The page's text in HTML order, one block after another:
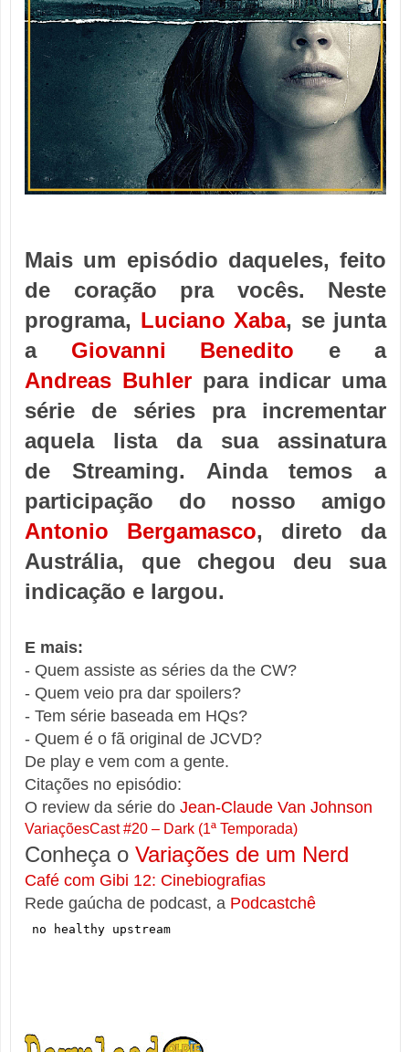
Mais um episódio daqueles, feito
de coração pra vocês. Neste
programa, Luciano Xaba, se junta
a Giovanni Benedito e a
Andreas Buhlerpara indicar uma
série de séries pra incrementar
aquela lista da sua assinatura
de Streaming. Ainda temos a
participação do nosso amigo
Antonio Bergamasco, direto da
Austrália, que chegou deu sua
indicação e largou.
E mais:
- Quem assiste as séries da the CW?
- Quem veio pra dar spoilers?
- Tem série baseada em HQs?
- Quem é o fã original de JCVD?
De play e vem com a gente.
Citações no episódio:
O review da série do Jean-Claude Van Johnson
VariaçõesCast #20 – Dark (1ª Temporada)
Conheça o Variações de um Nerd
Café com Gibi 12: Cinebiografias
Rede gaúcha de podcast, a Podcastchê